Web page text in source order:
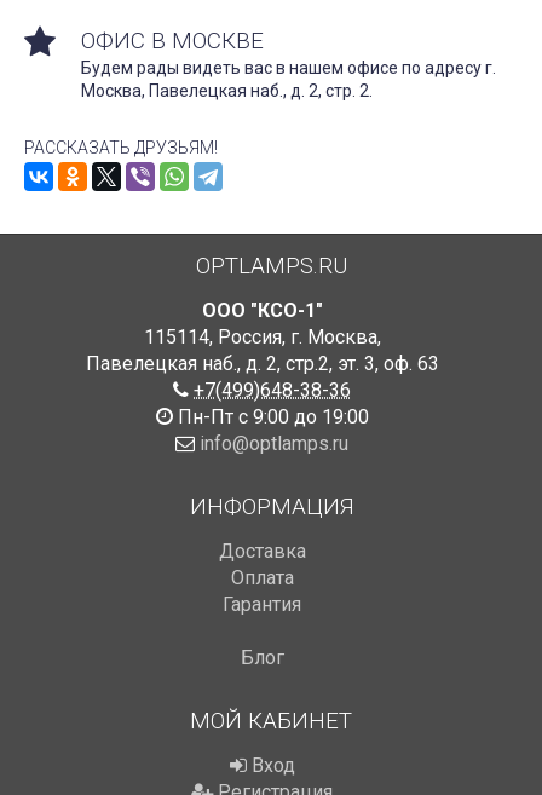
ОФИС В МОСКВЕ
Будем рады видеть вас в нашем офисе по адресу г.
Москва, Павелецкая наб., д. 2, стр. 2.
РАССКАЗАТЬ ДРУЗЬЯМ!
OPTLAMPS.RU
ООО "КСО-1"
115114, Россия, г. Москва,
Павелецкая наб., д. 2, стр.2, эт. 3, оф. 63
+7(499)648-38-36
Пн-Пт с 9:00 до 19:00
info@optlamps.ru
ИНФОРМАЦИЯ
Доставка
Оплата
Гарантия
Блог
МОЙ КАБИНЕТ
Вход